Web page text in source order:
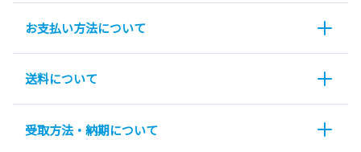
お支払い方法について
送料について
受取方法・納期について